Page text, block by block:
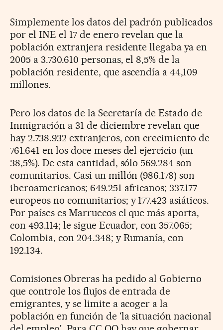
Simplemente los datos del padrón publicados
por el INE el 17 de enero revelan que la
población extranjera residente llegaba ya en
2005 a 3.730.610 personas, el 8,5% de la
población residente, que ascendía a 44,109
millones.
Pero los datos de la Secretaría de Estado de
Inmigración a 31 de diciembre revelan que
hay 2.738.932 extranjeros, con crecimiento de
761.641 en los doce meses del ejercicio (un
38,5%). De esta cantidad, sólo 569.284 son
comunitarios. Casi un millón (986.178) son
iberoamericanos; 649.251 africanos; 337.177
europeos no comunitarios; y 177.423 asiáticos.
Por países es Marruecos el que más aporta,
con 493.114; le sigue Ecuador, con 357.065;
Colombia, con 204.348; y Rumanía, con
192.134.
Comisiones Obreras ha pedido al Gobierno
que controle los flujos de entrada de
emigrantes, y se limite a acoger a la
población en función de 'la situación nacional